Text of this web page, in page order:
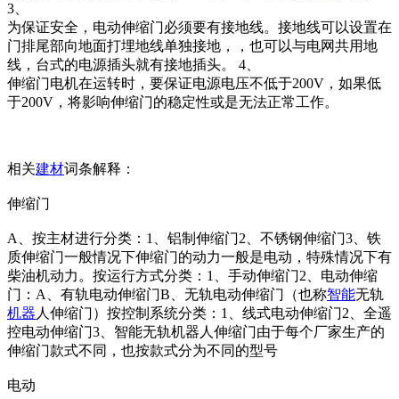
3、
为保证安全，电动伸缩门必须要有接地线。接地线可以设置在
门排尾部向地面打埋地线单独接地，，也可以与电网共用地
线，台式的电源插头就有接地插头。 4、
伸缩门电机在运转时，要保证电源电压不低于200V，如果低
于200V，将影响伸缩门的稳定性或是无法正常工作。
相关建材词条解释：
伸缩门
A、按主材进行分类：1、铝制伸缩门2、不锈钢伸缩门3、铁
质伸缩门一般情况下伸缩门的动力一般是电动，特殊情况下有
柴油机动力。按运行方式分类：1、手动伸缩门2、电动伸缩
门：A、有轨电动伸缩门B、无轨电动伸缩门（也称智能无轨
机器 人伸缩门）按控制系统分类：1、线式电动伸缩门2、全遥
控电动伸缩门3、智能无轨机器人伸缩门由于每个厂家生产的
伸缩门款式不同，也按款式分为不同的型号
电动